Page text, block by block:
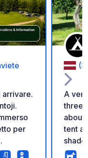
per
A
three
about
tent